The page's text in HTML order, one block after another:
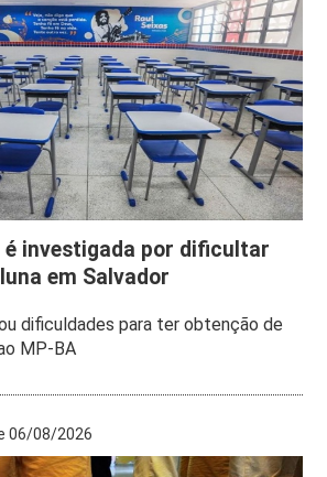
é investigada por dificultar
em Salvador
dificuldades para ter obtenção de
MP-BA
06/08/2026